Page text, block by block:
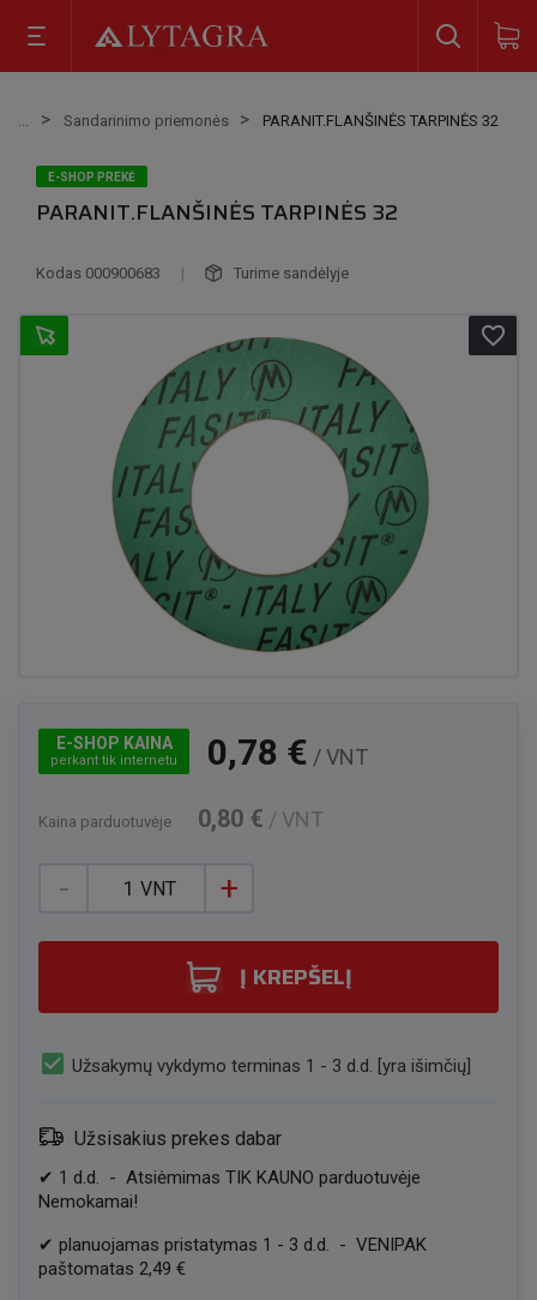
Sandarinimo priemonės PARANIT.FLANŠINĖS TARPINĖS 32
E-SHOP PREKĖ
PARANIT.FLANŠINĖS TARPINĖS 32
Kodas 000900683 | Turime sandėlyje
favorite_border
E-SHOP KAINA
perkant tik internetu 0,78 € / VNT
Kaina parduotuvėje 0,80 € / VNT
- +
VNT
Į KREPŠELĮ
check_box Užsakymų vykdymo terminas 1 - 3 d.d. [yra išimčių]
Užsisakius prekes dabar
✔ 1 d.d. - Atsiėmimas TIK KAUNO parduotuvėje
Nemokamai!
✔ planuojamas pristatymas 1 - 3 d.d. - VENIPAK
paštomatas 2,49 €